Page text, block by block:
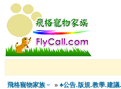
飛格寵物家族 » ♠公告.版規.教學.建議